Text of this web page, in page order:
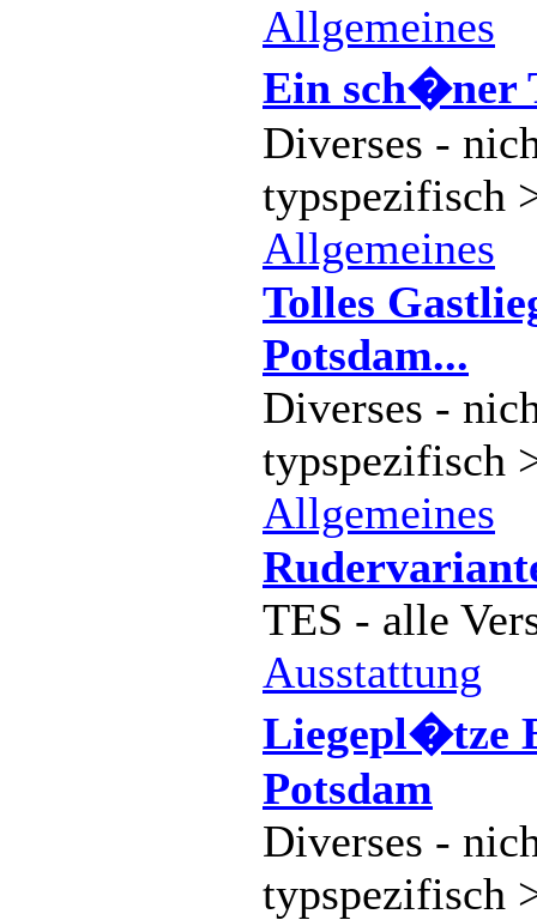
Allgemeines
Ein sch�ner
Diverses -
typspezifisch
Allgemeines
Tolles
Potsdam...
Diverses -
typspezifisch
Allgemeines
TES - alle
Ausstattung
Liegepl�tze
Potsdam
Diverses -
typspezifisch